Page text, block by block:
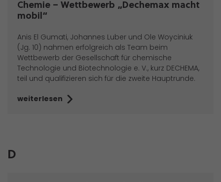
Chemie – Wettbewerb „Dechemax macht
mobil“
Anis El Gumati, Johannes Luber und Ole Woyciniuk
(Jg. 10) nahmen erfolgreich als Team beim
Wettbewerb der Gesellschaft für chemische
Technologie und Biotechnologie e. V., kurz DECHEMA,
teil und qualifizieren sich für die zweite Hauptrunde.
weiterlesen
D